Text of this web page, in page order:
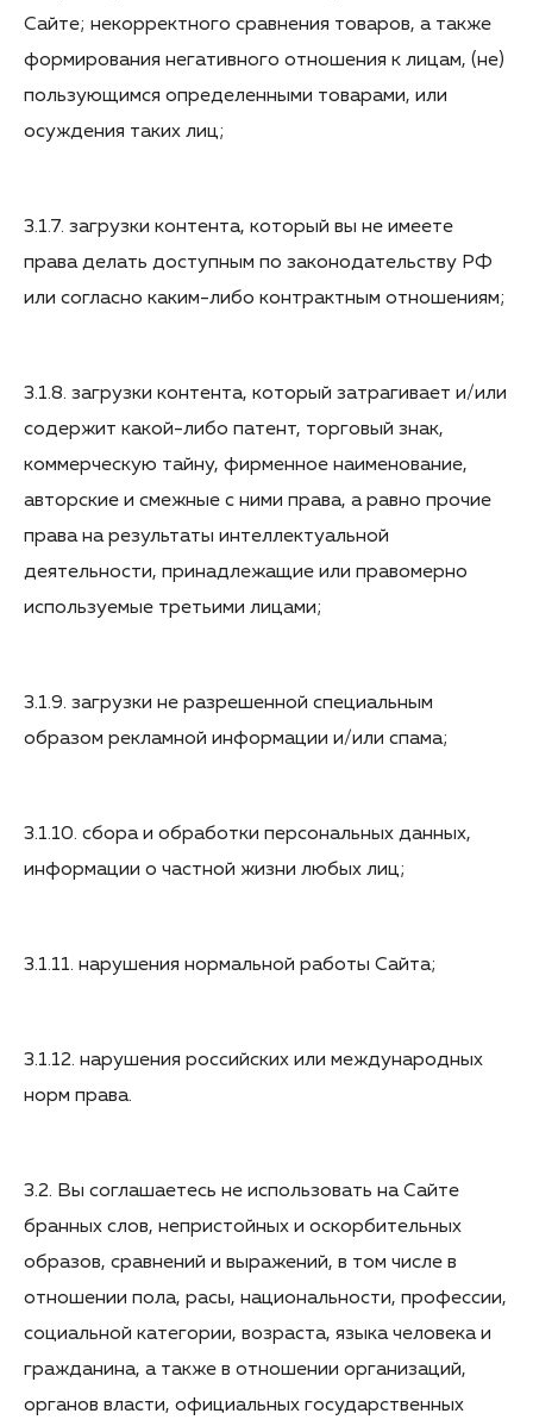
Сайте; некорректного сравнения товаров, а также
формирования негативного отношения к лицам, (не)
пользующимся определенными товарами, или
осуждения таких лиц;
3.1.7. загрузки контента, который вы не имеете
права делать доступным по законодательству РФ
или согласно каким-либо контрактным отношениям;
3.1.8. загрузки контента, который затрагивает и/или
содержит какой-либо патент, торговый знак,
коммерческую тайну, фирменное наименование,
авторские и смежные с ними права, а равно прочие
права на результаты интеллектуальной
деятельности, принадлежащие или правомерно
используемые третьими лицами;
3.1.9. загрузки не разрешенной специальным
образом рекламной информации и/или спама;
3.1.10. сбора и обработки персональных данных,
информации о частной жизни любых лиц;
3.1.11. нарушения нормальной работы Сайта;
3.1.12. нарушения российских или международных
норм права.
3.2. Вы соглашаетесь не использовать на Сайте
бранных слов, непристойных и оскорбительных
образов, сравнений и выражений, в том числе в
отношении пола, расы, национальности, профессии,
социальной категории, возраста, языка человека и
гражданина, а также в отношении организаций,
органов власти, официальных государственных